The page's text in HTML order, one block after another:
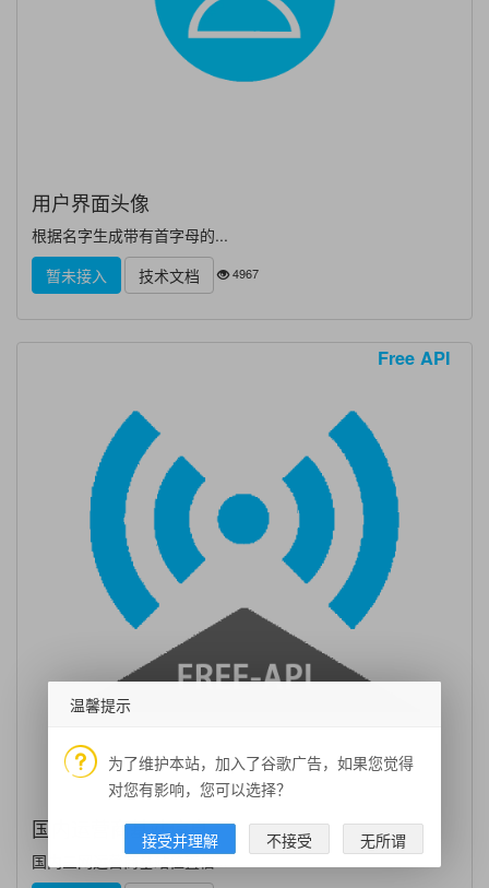
用户界面头像
根据名字生成带有首字母的...
暂未接入
技术文档 4967
Free API
国内运营商基站信息
国内三网运营商基站位置信...
温馨提示
为了维护本站，加入了谷歌广告，如果您觉得
对您有影响，您可以选择？
接受并理解 不接受 无所谓